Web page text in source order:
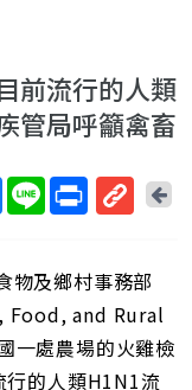
前流行的人類
管局呼籲禽畜
短
網
址
回
物及鄉村事務部
and Rural
一處農場的火雞檢
的人類H1N1流